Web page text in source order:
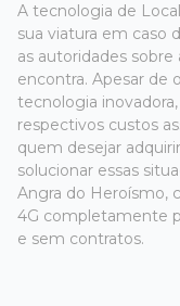
A tecnologia de
sua viatura em caso
as autoridades
encontra. Apesar de
tecnologia
respectivos custos
quem desejar
solucionar essas
Angra do Heroísmo,
4G completamente
e sem contratos.